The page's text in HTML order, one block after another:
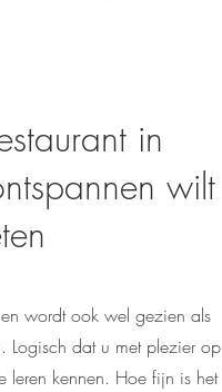
in
wilt
wordt ook wel gezien als
Logisch dat u met plezier op
leren kennen. Hoe fijn is het